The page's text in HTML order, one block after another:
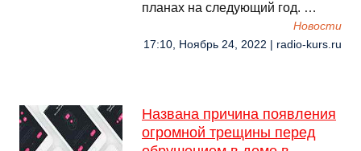
планах на следующий год. …
Новости
17:10, Ноябрь 24, 2022 | radio-kurs.ru
Названа причина появления
огромной трещины перед